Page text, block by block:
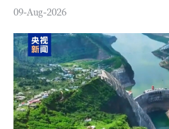
09-Aug-2026